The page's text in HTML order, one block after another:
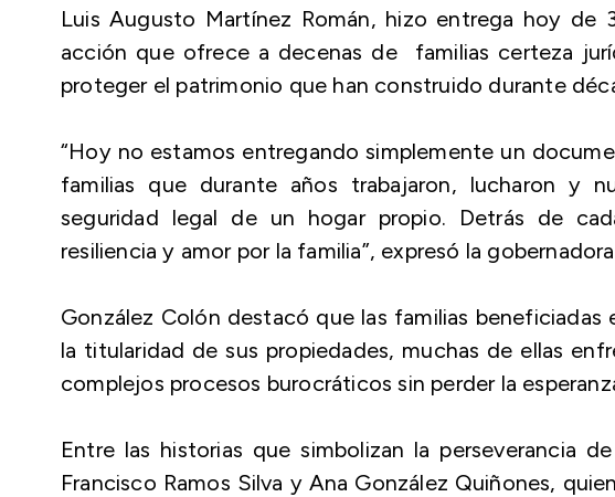
Luis Augusto Martínez Román, hizo entrega hoy de
acción que ofrece a decenas de familias certeza
proteger el patrimonio que han construido durante
“Hoy no estamos entregando simplemente un
familias que durante años trabajaron, lucharon y
seguridad legal de un hogar propio. Detrás de
resiliencia y amor por la familia”, expresó la
González Colón destacó que las familias
la titularidad de sus propiedades, muchas de ellas
complejos procesos burocráticos sin perder la
Entre las historias que simbolizan la perseverancia
Francisco Ramos Silva y Ana González Quiñones,